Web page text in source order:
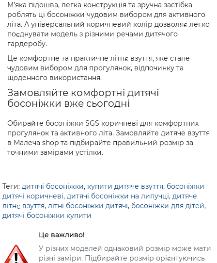
М’яка підошва, легка конструкція та зручна застібка
роблять ці босоніжки чудовим вибором для активного
літа. А універсальний коричневий колір дозволяє легко
поєднувати модель з різними речами дитячого
гардеробу.
Це комфортне та практичне літнє взуття, яке стане
чудовим вибором для прогулянок, відпочинку та
щоденного використання.
Замовляйте комфортні дитячі
босоніжки вже сьогодні
Обирайте босоніжки SGS коричневі для комфортних
прогулянок та активного літа. Замовляйте дитяче взуття
в Малеча shop та підбирайте правильний розмір за
точними замірами устілки.
Теги: дитячі босоніжки, купити дитяче взуття, босоніжки
дитячі коричневі, дитячі босоніжки на липучці, дитяче
літнє взуття, літні босоніжки дитячі, босоніжки для дітей,
дитячі босоніжки купити
Це важливо!
У різних моделей однаковий розмір може мати
різні заміри. Підбирайте розмір орієнтуючись